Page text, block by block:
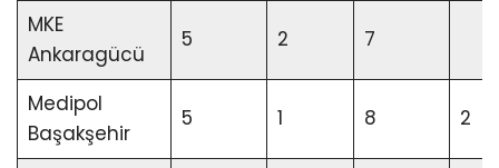
MKE
Ankaragücü
5 2 7
Medipol
Başakşehir
5 1 8 2